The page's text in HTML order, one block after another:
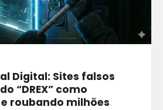
Digital: Sites falsos
“DREX” como
roubando milhões